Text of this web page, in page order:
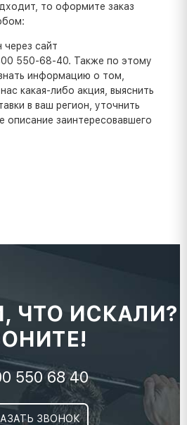
то оформите заказ
сайт
550-68-40. Также по этому
информацию о том,
какая-либо акция, выяснить
в ваш регион, уточнить
описание заинтересовавшего
ЧТО ИСКАЛИ?
550 68 40
ЗВОНОК